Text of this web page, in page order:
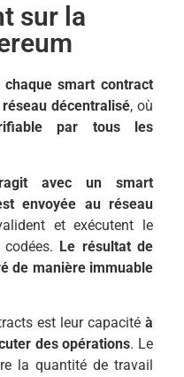
sur la
chaque smart contract
décentralisé, où
par tous les
avec un smart
envoyée au réseau
et exécutent le
Le résultat de
de manière immuable
est leur capacité à
des opérations. Le
la quantité de travail